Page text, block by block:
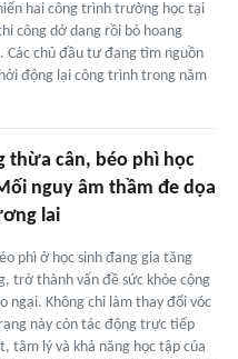
hai công trình trường học tại
công dở dang rồi bỏ hoang
Các chủ đầu tư đang tìm nguồn
động lại công trình trong năm
thừa cân, béo phì học
nguy âm thầm đe dọa
lai
phì ở học sinh đang gia tăng
trở thành vấn đề sức khỏe cộng
ngại. Không chỉ làm thay đổi vóc
này còn tác động trực tiếp
tâm lý và khả năng học tập của